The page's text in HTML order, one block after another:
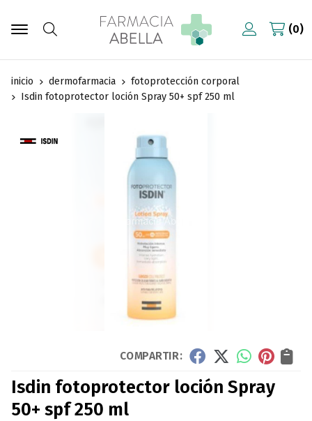
Buscar
0
inicio dermofarmacia
fotoprotección corporal
Isdin fotoprotector loción Spray 50+ spf 250 ml
COMPARTIR:
Isdin fotoprotector loción Spray
50+ spf 250 ml